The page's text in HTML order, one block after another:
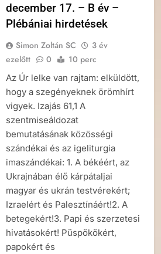
december 17. – B év –
Plébániai hirdetések
Simon Zoltán SC
3 év
ezelőtt
0 10 perc
Az Úr lelke van rajtam: elküldött,
hogy a szegényeknek örömhírt
vigyek. Izajás 61,1 A
szentmiseáldozat
bemutatásának közösségi
szándékai és az igeliturgia
imaszándékai: 1. A békéért, az
Ukrajnában élő kárpátaljai
magyar és ukrán testvérekért;
Izraelért és Palesztínáért!2. A
betegekért!3. Papi és szerzetesi
hivatásokért! Püspökökért,
papokért és